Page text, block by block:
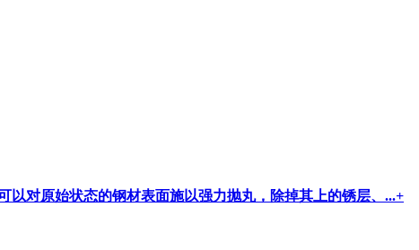
对原始状态的钢材表面施以强力抛丸，除掉其上的锈层、...+